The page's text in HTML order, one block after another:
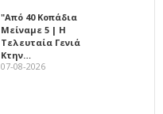
"Από 40 Κοπάδια
Μείναμε 5 | Η
Τελευταία Γενιά
Κτην…
07-08-2026